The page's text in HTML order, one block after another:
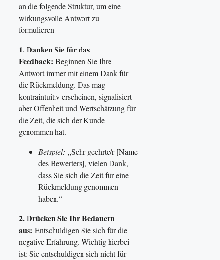
an die folgende Struktur, um eine
wirkungsvolle Antwort zu
formulieren:
1. Danken Sie für das
Feedback: Beginnen Sie Ihre
Antwort immer mit einem Dank für
die Rückmeldung. Das mag
kontraintuitiv erscheinen, signalisiert
aber Offenheit und Wertschätzung für
die Zeit, die sich der Kunde
genommen hat.
Beispiel: „Sehr geehrte/r [Name
des Bewerters], vielen Dank,
dass Sie sich die Zeit für eine
Rückmeldung genommen
haben.“
2. Drücken Sie Ihr Bedauern
aus: Entschuldigen Sie sich für die
negative Erfahrung. Wichtig hierbei
ist: Sie entschuldigen sich nicht für